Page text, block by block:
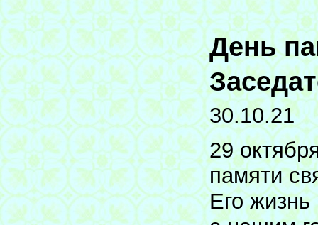
День
30.10.21
29
памяти
Его